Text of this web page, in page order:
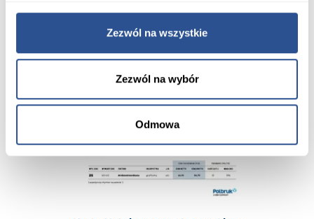
Zezwól na wszystkie
Zezwól na wybór
Odmowa